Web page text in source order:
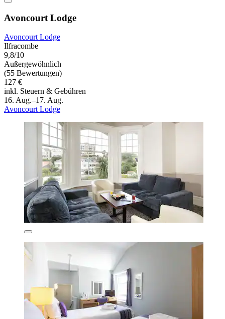
Avoncourt Lodge
Avoncourt Lodge
Ilfracombe
9,8/10
Außergewöhnlich
(55 Bewertungen)
127 €
inkl. Steuern & Gebühren
16. Aug.–17. Aug.
Avoncourt Lodge